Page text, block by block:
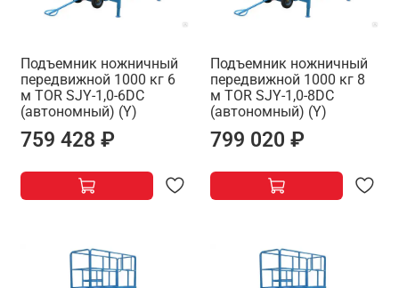
Подъемник ножничный
передвижной 1000 кг 6
м TOR SJY-1,0-6DC
(автономный) (Y)
759 428 ₽
Подъемник ножничный
передвижной 1000 кг 8
м TOR SJY-1,0-8DC
(автономный) (Y)
799 020 ₽